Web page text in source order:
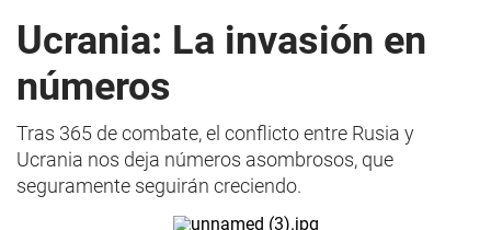
Ucrania: La invasión en
números
Tras 365 de combate, el conflicto entre Rusia y
Ucrania nos deja números asombrosos, que
seguramente seguirán creciendo.